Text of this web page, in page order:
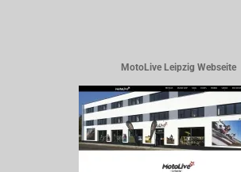
MotoLive Leipzig Webseite